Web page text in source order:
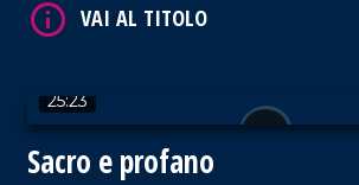
25:23
Sacro e profano